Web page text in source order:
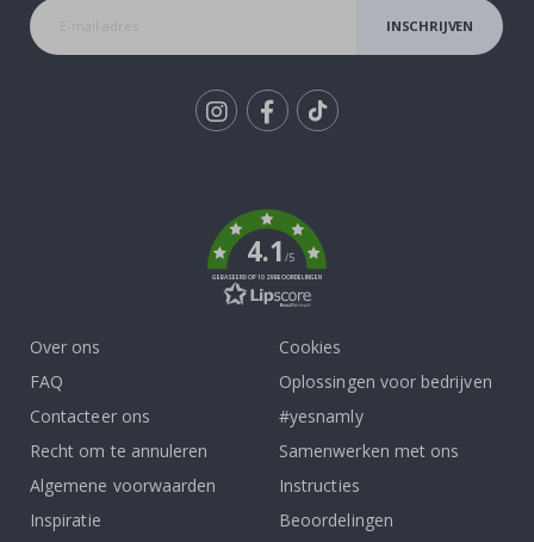
INSCHRIJVEN
4.1/5
GEBASEERD OP 1029 BEOORDELINGEN
Over ons
FAQ
Contacteer ons
Recht om te annuleren
Algemene voorwaarden
Inspiratie
Cookies
Oplossingen voor bedrijven
#yesnamly
Samenwerken met ons
Instructies
Beoordelingen